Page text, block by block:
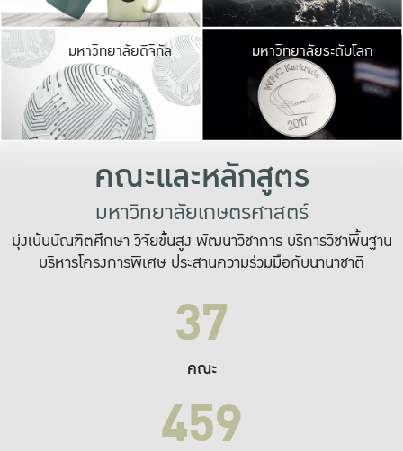
มหาวิทยาลัยดิจิทัล มหาวิ
เปลี่ยนแปลง แล
เพื่อทำง
ระบบสารสนเทศ
มหาวิทยาลัยระดับโลก
คณะและหลักสูตร
มหาวิทยาลัยเกษตรศาสตร์
มุ่งเน้นบัณฑิตศึกษา วิจัยขั้นสูง พัฒนาวิชาการ บริการวิชาพื้นฐาน
บริหารโครงการพิเศษ ประสานความร่วมมือกับนานาชาติ
37
คณะ
459